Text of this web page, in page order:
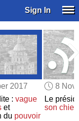
Sign In
2017
: vague
et
du pouvoir
8
Le
son chien